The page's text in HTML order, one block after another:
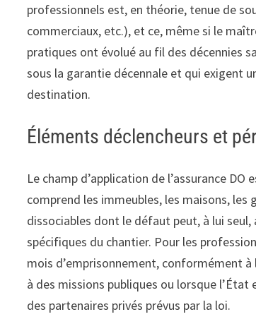
professionnels est, en théorie, tenue de
commerciaux, etc.), et ce, même si le
pratiques ont évolué au fil des décennies
sous la garantie décennale et qui exigent
destination.
Éléments déclencheurs et
Le champ d’application de l’assurance
comprend les immeubles, les maisons,
dissociables dont le défaut peut, à lui
spécifiques du chantier. Pour les
mois d’emprisonnement, conformément
à des missions publiques ou lorsque
des partenaires privés prévus par la loi.